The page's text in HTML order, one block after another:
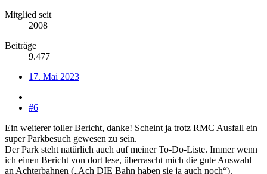
Mitglied seit
2008
Beiträge
9.477
17. Mai 2023
#6
Ein weiterer toller Bericht, danke! Scheint ja trotz RMC Ausfall ein
super Parkbesuch gewesen zu sein.
Der Park steht natürlich auch auf meiner To-Do-Liste. Immer wenn
ich einen Bericht von dort lese, überrascht mich die gute Auswahl
an Achterbahnen („Ach DIE Bahn haben sie ja auch noch“).